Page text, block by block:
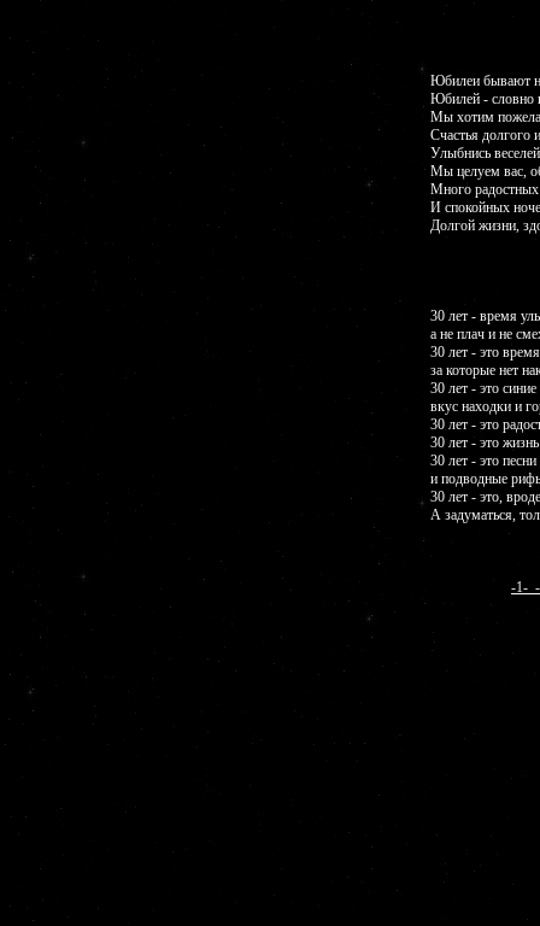
Юбилеи бывают
Юбилей - словно
Мы хотим
Счастья долгого
Улыбнись
Мы целуем вас,
Много
И спокойных
Долгой жизни,
30 лет - время
а не плач и не
30 лет - это
за которые нет
30 лет - это
вкус находки и
30 лет - это
30 лет - это
30 лет - это
и подводные
30 лет - это,
А задуматься,
-1-